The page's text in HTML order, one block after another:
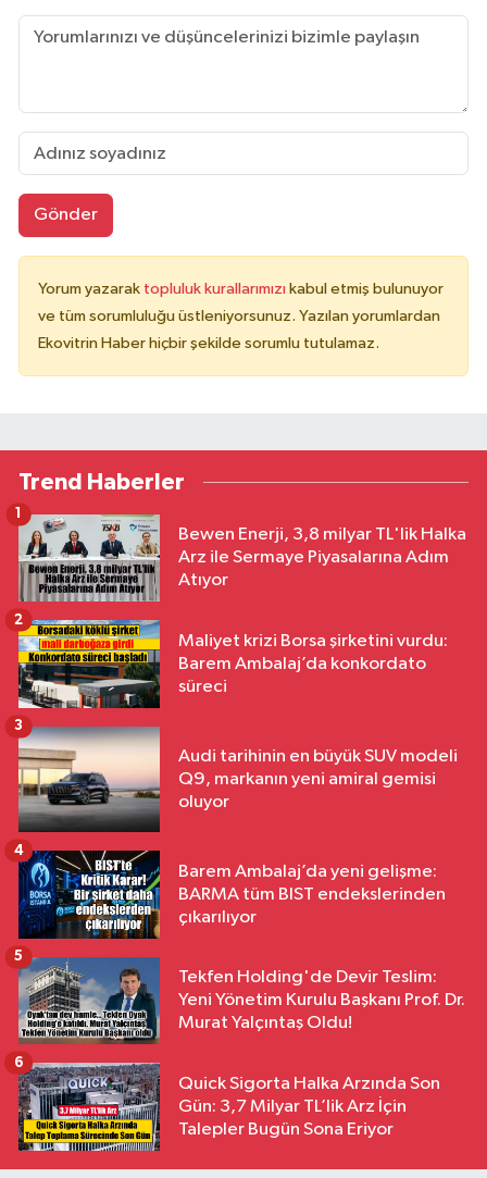
Gönder
Yorum yazarak topluluk kurallarımızı kabul etmiş bulunuyor
ve tüm sorumluluğu üstleniyorsunuz. Yazılan yorumlardan
Ekovitrin Haber hiçbir şekilde sorumlu tutulamaz.
Trend Haberler
Bewen Enerji, 3,8 milyar TL'lik Halka
Arz ile Sermaye Piyasalarına Adım
Atıyor
1
Maliyet krizi Borsa şirketini vurdu:
Barem Ambalaj’da konkordato
süreci
2
Audi tarihinin en büyük SUV modeli
Q9, markanın yeni amiral gemisi
oluyor
3
Barem Ambalaj’da yeni gelişme:
BARMA tüm BIST endekslerinden
çıkarılıyor
4
Tekfen Holding'de Devir Teslim:
Yeni Yönetim Kurulu Başkanı Prof. Dr.
Murat Yalçıntaş Oldu!
5
Quick Sigorta Halka Arzında Son
Gün: 3,7 Milyar TL’lik Arz İçin
Talepler Bugün Sona Eriyor
6